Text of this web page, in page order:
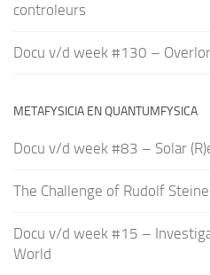
controleurs
Docu v/d week #130 –
METAFYSICIA EN QUANTUMFYSICA
Docu v/d week #83 – Solar
The Challenge of Rudolf
Docu v/d week #15 –
World